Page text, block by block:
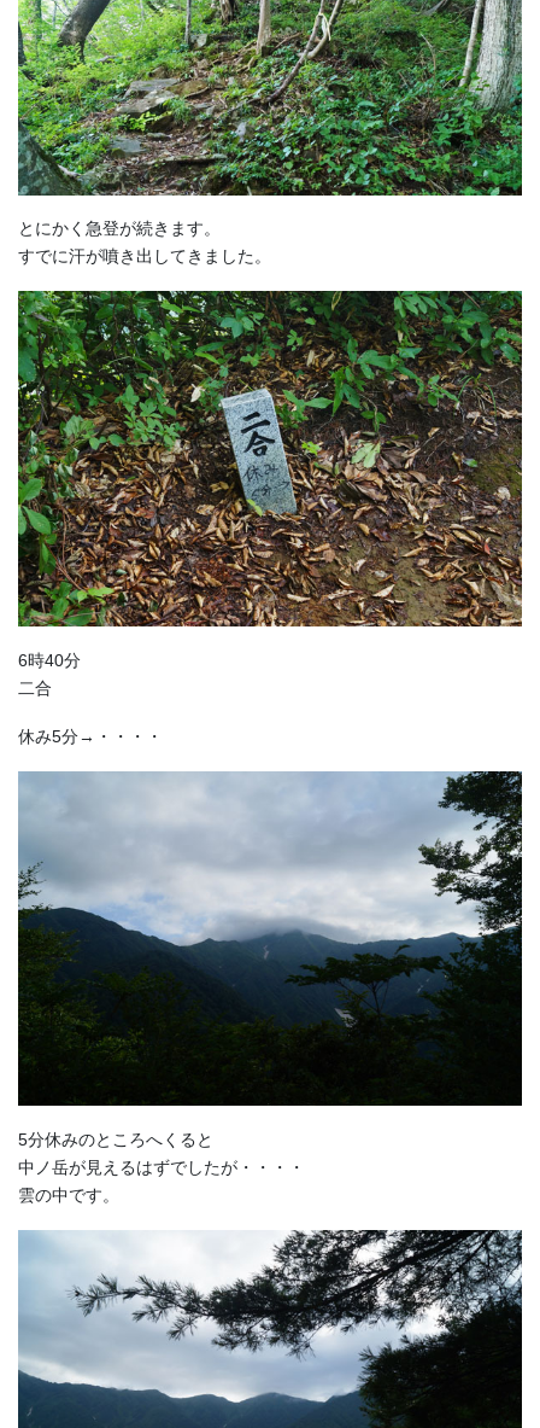
とにかく急登が続きます。
すでに汗が噴き出してきました。
6時40分
二合
休み5分→・・・・
5分休みのところへくると
中ノ岳が見えるはずでしたが・・・・
雲の中です。